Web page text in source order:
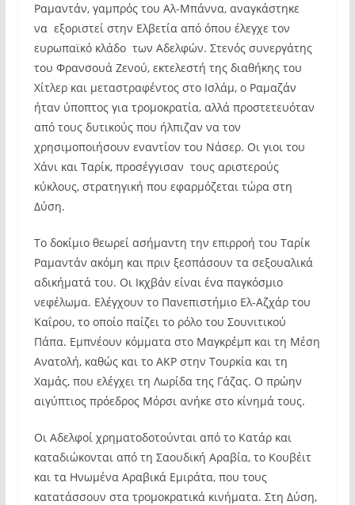
Ραμαντάν, γαμπρός του Aλ-Μπάννα, αναγκάστηκε
να εξοριστεί στην Ελβετία από όπου έλεγχε τον
ευρωπαϊκό κλάδο των Αδελφών. Στενός συνεργάτης
του Φρανσουά Ζενού, εκτελεστή της διαθήκης του
Χίτλερ και μεταστραφέντος στο Ισλάμ, ο Ραμαζάν
ήταν ύποπτος για τρομοκρατία, αλλά προστετευόταν
από τους δυτικούς που ήλπιζαν να τον
χρησιμοποιήσουν εναντίον του Nάσερ. Οι γιοι του
Χάνι και Ταρίκ, προσέγγισαν τους αριστερούς
κύκλους, στρατηγική που εφαρμόζεται τώρα στη
Δύση.
Το δοκίμιο θεωρεί ασήμαντη την επιρροή του Tαρίκ
Ραμαντάν ακόμη και πριν ξεσπάσουν τα σεξουαλικά
αδικήματά του. Οι Iκχβάν είναι ένα παγκόσμιο
νεφέλωμα. Ελέγχουν το Πανεπιστήμιο Eλ-Aζχάρ του
Καΐρου, το οποίο παίζει το ρόλο του Σουνιτικού
Πάπα. Εμπνέουν κόμματα στο Μαγκρέμπ και τη Μέση
Ανατολή, καθώς και το AKP στην Τουρκία και τη
Χαμάς, που ελέγχει τη Λωρίδα της Γάζας. Ο πρώην
αιγύπτιος πρόεδρος Mόρσι ανήκε στο κίνημά τους.
Οι Αδελφοί χρηματοδοτούνται από το Κατάρ και
καταδιώκονται από τη Σαουδική Αραβία, το Κουβέιτ
και τα Ηνωμένα Αραβικά Εμιράτα, που τους
κατατάσσουν στα τρομοκρατικά κινήματα. Στη Δύση,